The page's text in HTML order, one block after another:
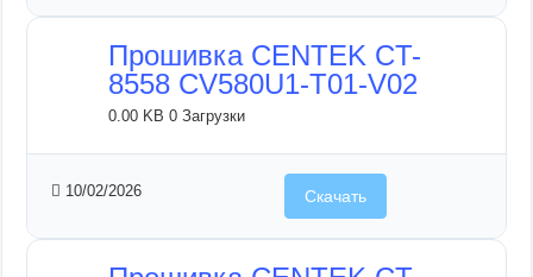
Прошивка CENTEK CT-
8558 CV580U1-T01-V02
0.00 KB0 Загрузки
10/02/2026 Скачать